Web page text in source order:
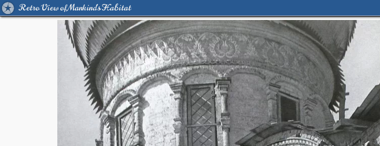
Retro View of Mankind's Habitat